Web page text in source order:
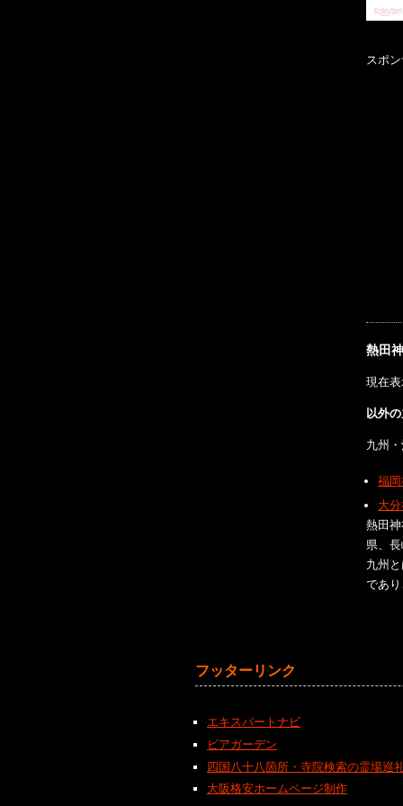
スポ
熱田
現在
以外
九州
福
大
熱田
県、
九州
であ
フッターリンク
エキスパートナビ
ビアガーデン
四国八十八箇所・寺院検索の霊場巡
大阪格安ホームページ制作